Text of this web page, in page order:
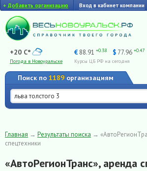
+ Добавить организацию Вход в кабинет компании
+20 C°
Погода в Новоуральске
€ 88.91 +0.38 $ 77.96 +0.47
Курсы ЦБ РФ на сегодня
Поиск по 1189 организациям
Главная → Результаты поиска →
спецтехники
«АвтоРегионТранс», аренда